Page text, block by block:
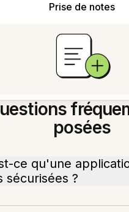
Prise de notes
posées
ce qu'une
sécurisées ?